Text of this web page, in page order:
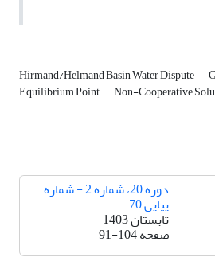
Hirmand/Helmand Basin Water Dispute
Equilibrium Point Non-Cooperative
دوره 20، شماره 2 - شماره
پیاپی 70
تابستان 1403
صفحه91-104